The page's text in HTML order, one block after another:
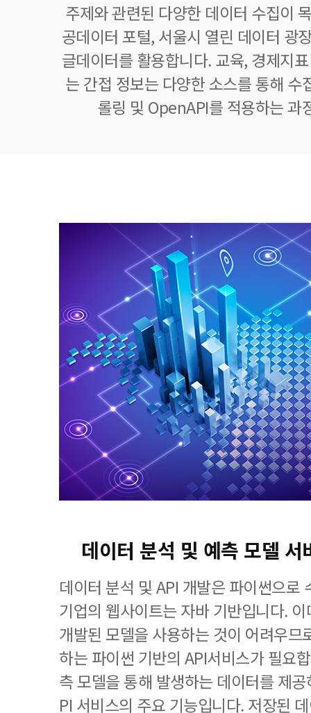
주제와 관련된 다양한 데이터 수집이
공데이터 포털, 서울시 열린 데이터 광
글데이터를 활용합니다. 교육, 경제지
는 간접 정보는 다양한 소스를 통해 수
롤링 및 OpenAPI를 적용하는 과
데이터 분석 및 예측 모델 서
데이터 분석 및 API 개발은 파이썬으로
기업의 웹사이트는 자바 기반입니다.
개발된 모델을 사용하는 것이 어려우므
하는 파이썬 기반의 API서비스가 필요
측 모델을 통해 발생하는 데이터를 제
PI 서비스의 주요 기능입니다. 저장된